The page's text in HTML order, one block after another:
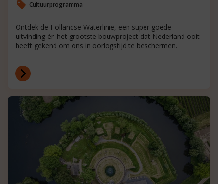
Cultuurprogramma
Ontdek de Hollandse Waterlinie, een super goede
uitvinding én het grootste bouwproject dat Nederland ooit
heeft gekend om ons in oorlogstijd te beschermen.